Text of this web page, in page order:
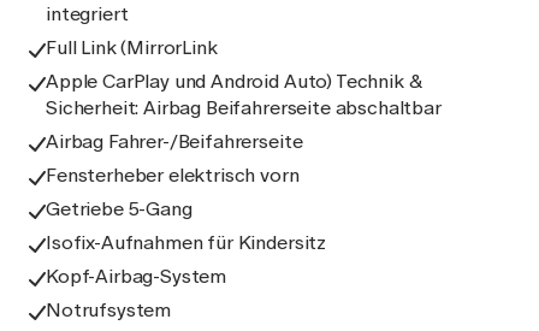
integriert
Full Link (MirrorLink
Apple CarPlay und Android Auto) Technik &
Sicherheit: Airbag Beifahrerseite abschaltbar
Airbag Fahrer-/Beifahrerseite
Fensterheber elektrisch vorn
Getriebe 5-Gang
Isofix-Aufnahmen für Kindersitz
Kopf-Airbag-System
Notrufsystem